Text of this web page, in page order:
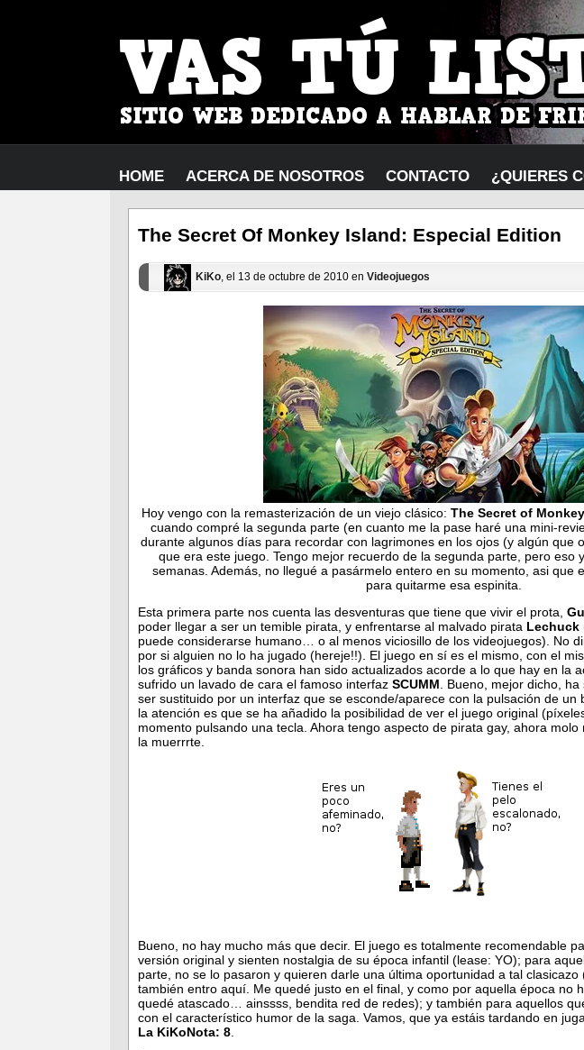
HOME ACERCA DE NOSOTROS CONTACTO ¿QUIERES
The Secret Of Monkey Island: Especial Edition
KiKo, el 13 de octubre de 2010 en Videojuegos
Hoy vengo con la remasterización de un viejo clásico: The Secret of
cuando compré la segunda parte (en cuanto me la pase haré una mini-
durante algunos días para recordar con lagrimones en los ojos (y algún que
que era este juego. Tengo mejor recuerdo de la segunda parte, pero eso
semanas. Además, no llegué a pasármelo entero en su momento, asi que
para quitarme esa espinita.
Esta primera parte nos cuenta las desventuras que tiene que vivir el prota,
poder llegar a ser un temible pirata, y enfrentarse al malvado pirata Lechuck
puede considerarse humano… o al menos viciosillo de los videojuegos). No
por si alguien no lo ha jugado (hereje!!). El juego en sí es el mismo, con el
los gráficos y banda sonora han sido actualizados acorde a lo que hay en la
sufrido un lavado de cara el famoso interfaz SCUMM . Bueno, mejor dicho,
ser sustituido por un interfaz que se esconde/aparece con la pulsación de un
la atención es que se ha añadido la posibilidad de ver el juego original
momento pulsando una tecla. Ahora tengo aspecto de pirata gay, ahora
la muerrrte.
Bueno, no hay mucho más que decir. El juego es totalmente recomendable
versión original y sienten nostalgia de su época infantil (lease: YO); para
parte, no se lo pasaron y quieren darle una última oportunidad a tal
también entro aquí. Me quedé justo en el final, y como por aquella época no
quedé atascado… ainssss, bendita red de redes); y también para aquellos
con el característico humor de la saga. Vamos, que ya estáis tardando en
La KiKoNota: 8